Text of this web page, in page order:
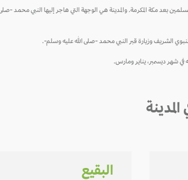
للمسلمين بعد مكة المكرمة. والمدينة هي الوجهة التي هاجر إليها النبي
الشريف وزيارة قبر النبي محمد -صلى الله عليه وسلم-.
في شهر ديسمبر، يناير ومارس.
البقيع